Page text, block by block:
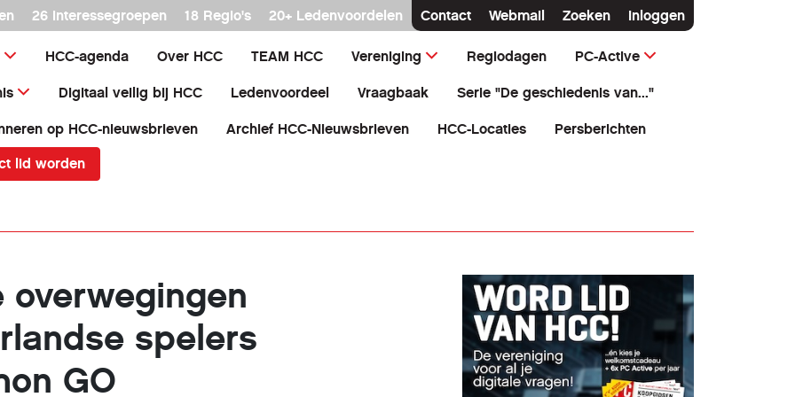
26 interessegroepen 18 Regio's 20+ Ledenvoordelen Contact Webmail Zoeken Inloggen
HCC-agenda Over HCC TEAM HCC Vereniging Regiodagen PC-Active
Digitaal veilig bij HCC Ledenvoordeel Vraagbaak Serie "De geschiedenis van..."
op HCC-nieuwsbrieven Archief HCC-Nieuwsbrieven HCC-Locaties Persberichten
lid worden
overwegingen
spelers
GO